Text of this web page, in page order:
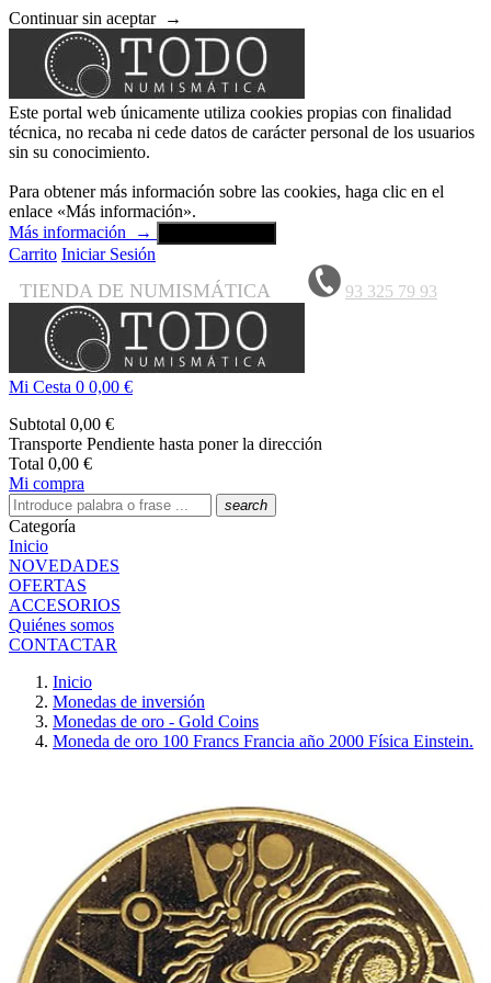
Continuar sin aceptar →
Este portal web únicamente utiliza cookies propias con finalidad
técnica, no recaba ni cede datos de carácter personal de los usuarios
sin su conocimiento.
Para obtener más información sobre las cookies, haga clic en el
enlace «Más información».
Más información
→
Carrito Iniciar Sesión
TIENDA DE NUMISMÁTICA 93 325 79 93
Mi Cesta 0 0,00 €
Subtotal 0,00 €
Transporte Pendiente hasta poner la dirección
Total 0,00 €
Mi compra
search
Categoría
Inicio
NOVEDADES
OFERTAS
ACCESORIOS
Quiénes somos
CONTACTAR
Inicio
Monedas de inversión
Monedas de oro - Gold Coins
Moneda de oro 100 Francs Francia año 2000 Física Einstein.